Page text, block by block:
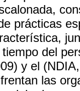
prácticas
del
y el
las